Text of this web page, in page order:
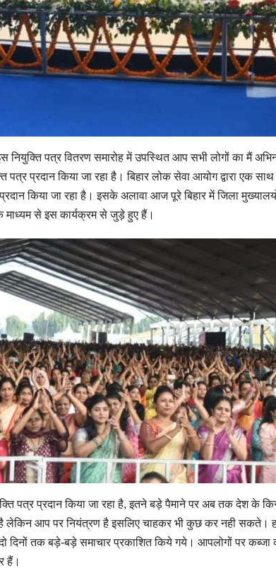
नियुक्ति पत्र वितरण समारोह में उपस्थित आप सभी लोगों का मैं
पत्र प्रदान किया जा रहा है। बिहार लोक सेवा आयोग द्वारा एक
किया जा रहा है। इसके अलावा आज पूरे बिहार में जिला
माध्यम से इस कार्यक्रम से जुड़े हुए हैं।
पत्र प्रदान किया जा रहा है, इतने बड़े पैमाने पर अब तक देश के
लेकिन आप पर नियंत्रण है इसलिए चाहकर भी कुछ कर नही सकते।
दो दिनों तक बड़े-बड़े समाचार प्रकाशित किये गये। आपलोगों पर
हैं।